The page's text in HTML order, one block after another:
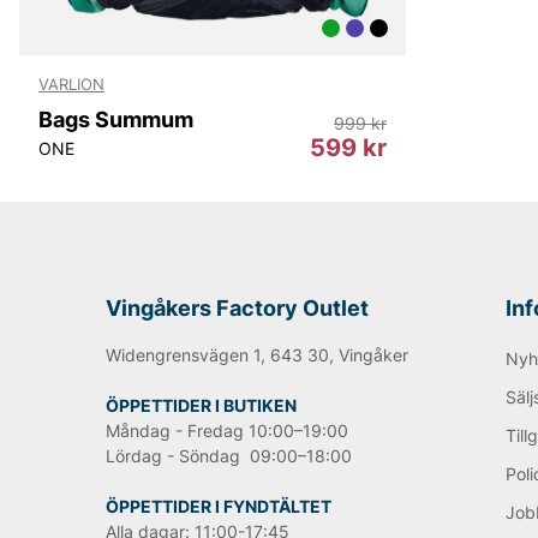
VARLION
Bags Summum
ONE 599 kr
999 kr
Vingåkers Factory Outlet
Widengrensvägen 1, 643 30, Vingåker
ÖPPETTIDER I BUTIKEN
Måndag - Fredag 10:00–19:00
Lördag - Söndag 09:00–18:00
ÖPPETTIDER I FYNDTÄLTET
Alla dagar: 11:00-17:45